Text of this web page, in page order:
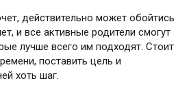
действительно может обойтись
и все активные родители смогут
лучше всего им подходят. Стоит
поставить цель и
хоть шаг.